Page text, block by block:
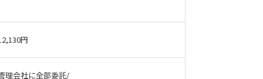
円
理会社に全部委託/